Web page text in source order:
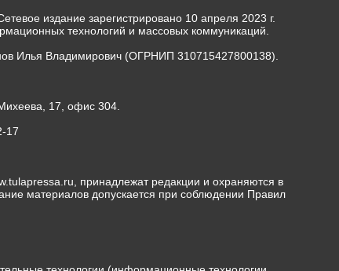
издание зарегистрировано 10 апреля 2023 г.
технологий и массовых коммуникаций.
Илья Владимирович (ОГРНИП 310715427800138).
17, офис 304.
17
принадлежат редакции и охраняются в
материалов допускается при соблюдении Правил